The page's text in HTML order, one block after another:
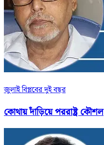
জুলাই বিপ্লবের দুই বছর
কোথায় দাঁড়িয়ে পররাষ্ট্র কৌশল